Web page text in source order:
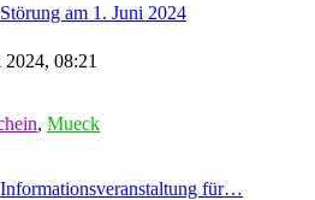
Störung am 1. Juni 2024
2024, 08:21
, Mueck
Informationsveranstaltung für…